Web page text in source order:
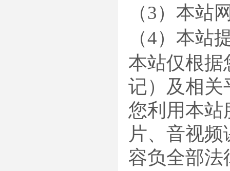
（3）本站
（4）本站
本站仅根据
记）及相关
您利用本站
片、音视
容负全部法